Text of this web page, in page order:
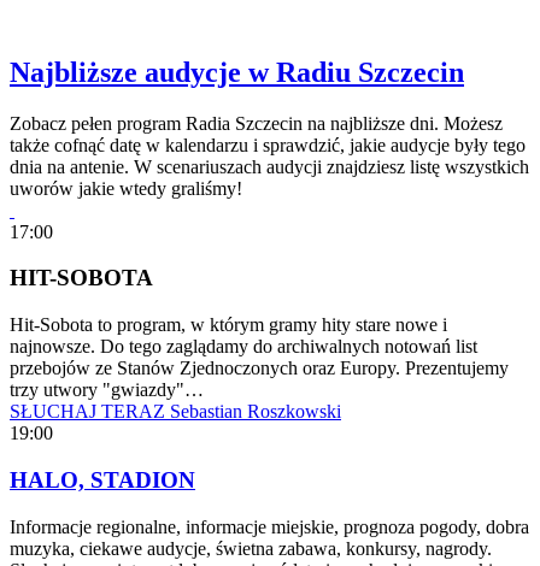
Najbliższe audycje w Radiu Szczecin
Zobacz pełen program Radia Szczecin na najbliższe dni. Możesz
także cofnąć datę w kalendarzu i sprawdzić, jakie audycje były tego
dnia na antenie. W scenariuszach audycji znajdziesz listę wszystkich
uworów jakie wtedy graliśmy!
17:00
HIT-SOBOTA
Hit-Sobota to program, w którym gramy hity stare nowe i
najnowsze. Do tego zaglądamy do archiwalnych notowań list
przebojów ze Stanów Zjednoczonych oraz Europy. Prezentujemy
trzy utwory "gwiazdy"…
SŁUCHAJ TERAZ Sebastian Roszkowski
19:00
HALO, STADION
Informacje regionalne, informacje miejskie, prognoza pogody, dobra
muzyka, ciekawe audycje, świetna zabawa, konkursy, nagrody.